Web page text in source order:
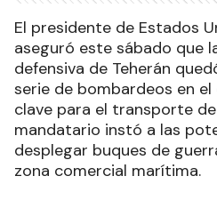
El presidente de Estados
aseguró este sábado que
defensiva de Teherán
serie de bombardeos en
clave para el transporte
mandatario instó a las
desplegar buques de
zona comercial marítima.